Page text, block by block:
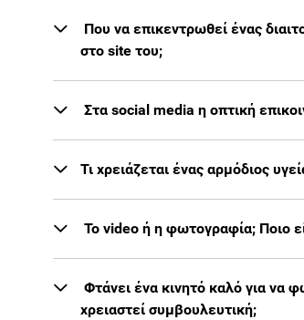
Που να επικεντρωθεί ένας
στο site του;
Στα social media η οπτική
Τι χρειάζεται ένας αρμόδιος
Το video ή η φωτογραφία; Ποιο
Φτάνει ένα κινητό καλό για να
χρειαστεί συμβουλευτική;